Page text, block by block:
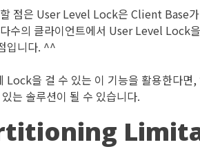
점은 User Level Lock은 Client Base
수의 클라이언트에서 User Level Lock
입니다. ^^
Lock을 걸 수 있는 이 기능을 활용한다
는 솔루션이 될 수 있습니다.